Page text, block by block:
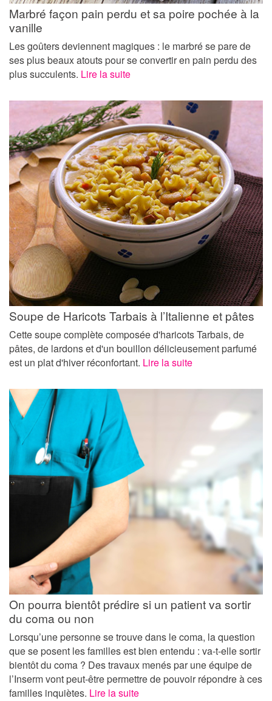
Marbré façon pain perdu et sa poire pochée à la
vanille
Les goûters deviennent magiques : le marbré se pare de
ses plus beaux atouts pour se convertir en pain perdu des
plus succulents. Lire la suite
Soupe de Haricots Tarbais à l’Italienne et pâtes
Cette soupe complète composée d'haricots Tarbais, de
pâtes, de lardons et d'un bouillon délicieusement parfumé
est un plat d'hiver réconfortant. Lire la suite
On pourra bientôt prédire si un patient va sortir
du coma ou non
Lorsqu’une personne se trouve dans le coma, la question
que se posent les familles est bien entendu : va-t-elle sortir
bientôt du coma ? Des travaux menés par une équipe de
l’Inserm vont peut-être permettre de pouvoir répondre à ces
familles inquiètes. Lire la suite